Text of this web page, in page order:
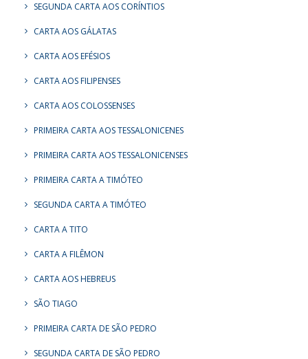
SEGUNDA CARTA AOS CORÍNTIOS
CARTA AOS GÁLATAS
CARTA AOS EFÉSIOS
CARTA AOS FILIPENSES
CARTA AOS COLOSSENSES
PRIMEIRA CARTA AOS TESSALONICENES
PRIMEIRA CARTA AOS TESSALONICENSES
PRIMEIRA CARTA A TIMÓTEO
SEGUNDA CARTA A TIMÓTEO
CARTA A TITO
CARTA A FILÊMON
CARTA AOS HEBREUS
SÃO TIAGO
PRIMEIRA CARTA DE SÃO PEDRO
SEGUNDA CARTA DE SÃO PEDRO